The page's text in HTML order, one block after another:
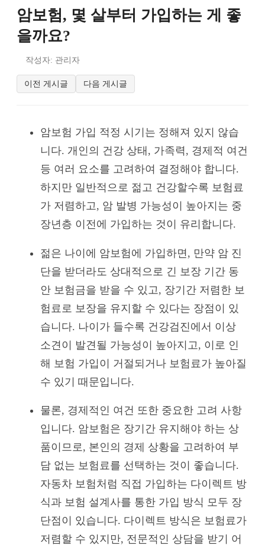
암보험, 몇 살부터 가입하는 게 좋
을까요?
작성자: 관리자
이전 게시글 다음 게시글
암보험 가입 적정 시기는 정해져 있지 않습
니다. 개인의 건강 상태, 가족력, 경제적 여건
등 여러 요소를 고려하여 결정해야 합니다.
하지만 일반적으로 젊고 건강할수록 보험료
가 저렴하고, 암 발병 가능성이 높아지는 중
장년층 이전에 가입하는 것이 유리합니다.
젊은 나이에 암보험에 가입하면, 만약 암 진
단을 받더라도 상대적으로 긴 보장 기간 동
안 보험금을 받을 수 있고, 장기간 저렴한 보
험료로 보장을 유지할 수 있다는 장점이 있
습니다. 나이가 들수록 건강검진에서 이상
소견이 발견될 가능성이 높아지고, 이로 인
해 보험 가입이 거절되거나 보험료가 높아질
수 있기 때문입니다.
물론, 경제적인 여건 또한 중요한 고려 사항
입니다. 암보험은 장기간 유지해야 하는 상
품이므로, 본인의 경제 상황을 고려하여 부
담 없는 보험료를 선택하는 것이 좋습니다.
자동차 보험처럼 직접 가입하는 다이렉트 방
식과 보험 설계사를 통한 가입 방식 모두 장
단점이 있습니다. 다이렉트 방식은 보험료가
저렴할 수 있지만, 전문적인 상담을 받기 어